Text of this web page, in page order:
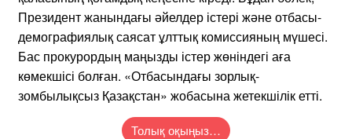
Президент жанындағы әйелдер істері және отбасы-
демографиялық саясат ұлттық комиссияның мүшесі.
Бас прокурордың маңызды істер жөніндегі аға
көмекшісі болған. «Отбасындағы зорлық-
зомбылықсыз Қазақстан» жобасына жетекшілік етті.
Толық оқыңыз…